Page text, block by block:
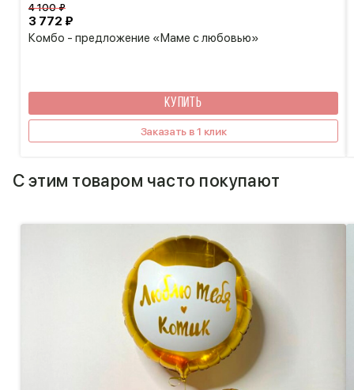
Комбо - предложение «Маме с любовью»
3 772 ₽
4 100 ₽
КУПИТЬ
Заказать в 1 клик
С этим товаром часто покупают